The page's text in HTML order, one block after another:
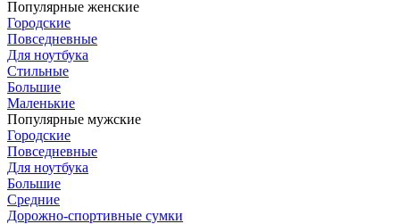
Популярные женские
Городские
Повседневные
Для ноутбука
Стильные
Большие
Маленькие
Популярные мужские
Городские
Повседневные
Для ноутбука
Большие
Средние
Дорожно-спортивные сумки